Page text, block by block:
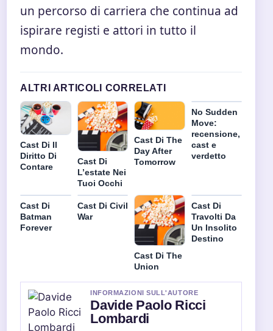
un percorso di carriera che continua ad
ispirare registi e attori in tutto il
mondo.
ALTRI ARTICOLI CORRELATI
Cast Di Il
Diritto Di
Contare
Cast Di
L’estate Nei
Tuoi Occhi
Cast Di The
Day After
Tomorrow
No Sudden
Move:
recensione,
cast e
verdetto
Cast Di
Batman
Forever
Cast Di Civil
War
Cast Di The
Union
Cast Di
Travolti Da
Un Insolito
Destino
INFORMAZIONI SULL'AUTORE
Davide Paolo Ricci
Lombardi